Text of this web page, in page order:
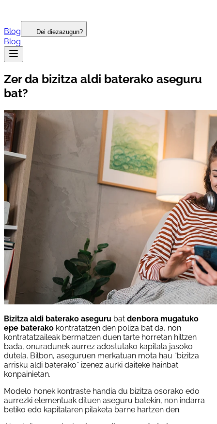
Blog Dei diezazugun?
Blog
Zer da bizitza aldi baterako aseguru
bat?
Bizitza aldi baterako aseguru bat denbora mugatuko
epe baterako kontratatzen den poliza bat da, non
kontratatzaileak bermatzen duen tarte horretan hiltzen
bada, onuradunek aurrez adostutako kapitala jasoko
dutela. Bilbon, aseguruen merkatuan mota hau “bizitza
arrisku aldi baterako” izenez aurki daiteke hainbat
konpainietan.
Modelo honek kontraste handia du bizitza osorako edo
aurrezki elementuak dituen aseguru batekin, non indarra
betiko edo kapitalaren pilaketa barne hartzen den.